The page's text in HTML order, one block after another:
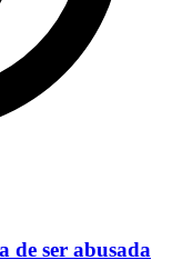
de ser abusada